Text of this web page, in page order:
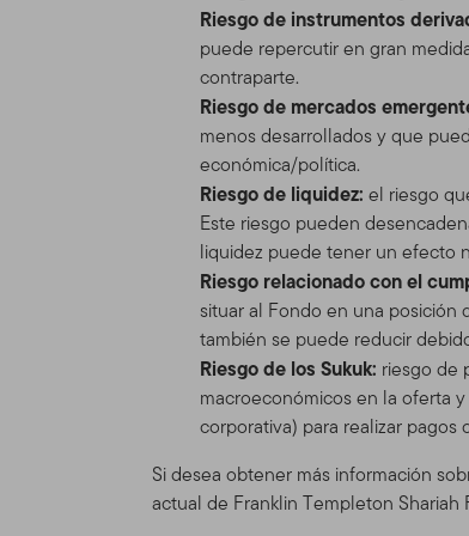
Riesgo de instrumentos
puede repercutir en gran
contraparte.
Riesgo de mercados
menos desarrollados y que
económica/política.
Riesgo de liquidez:el riesgo
Este riesgo pueden
liquidez puede tener un efecto
Riesgo relacionado con el
situar al Fondo en una
también se puede reducir
Riesgo de los Sukuk: riesgo de
macroeconómicos en la oferta
corporativa) para realizar pagos
Si desea obtener más información
actual de Franklin Templeton Shariah
herramientas e
versión de las
se mostrará en la
actualizadas, se
El Sitio se provee
Distributors, Ltd.
adelante
Franklin
inversión, de
Franklin Mutual